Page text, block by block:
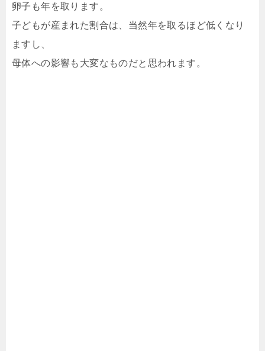
卵子も年を取ります。
子どもが産まれた割合は、当然年を取るほど低くなり
ますし、
母体への影響も大変なものだと思われます。